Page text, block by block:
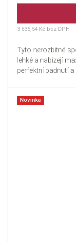
3 635,54 Kč bez DPH
Tyto nerozbitné
lehké a nabízejí
perfektní padnutí
Novinka